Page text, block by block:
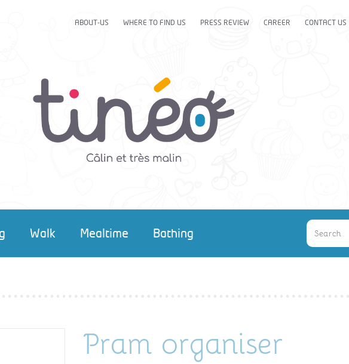
ABOUT-US WHERE TO FIND US PRESS REVIEW CAREER CONTACT US
Walk Mealtime Bathing
Pram organiser